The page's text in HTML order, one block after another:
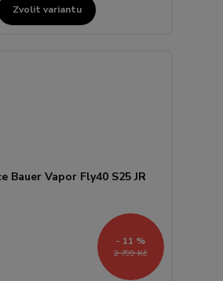
Zvolit variantu
2 799 Kč
- 11 %